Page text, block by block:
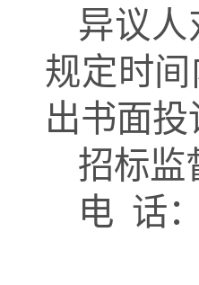
异议
规定时
出书面投
招标监
电 话：